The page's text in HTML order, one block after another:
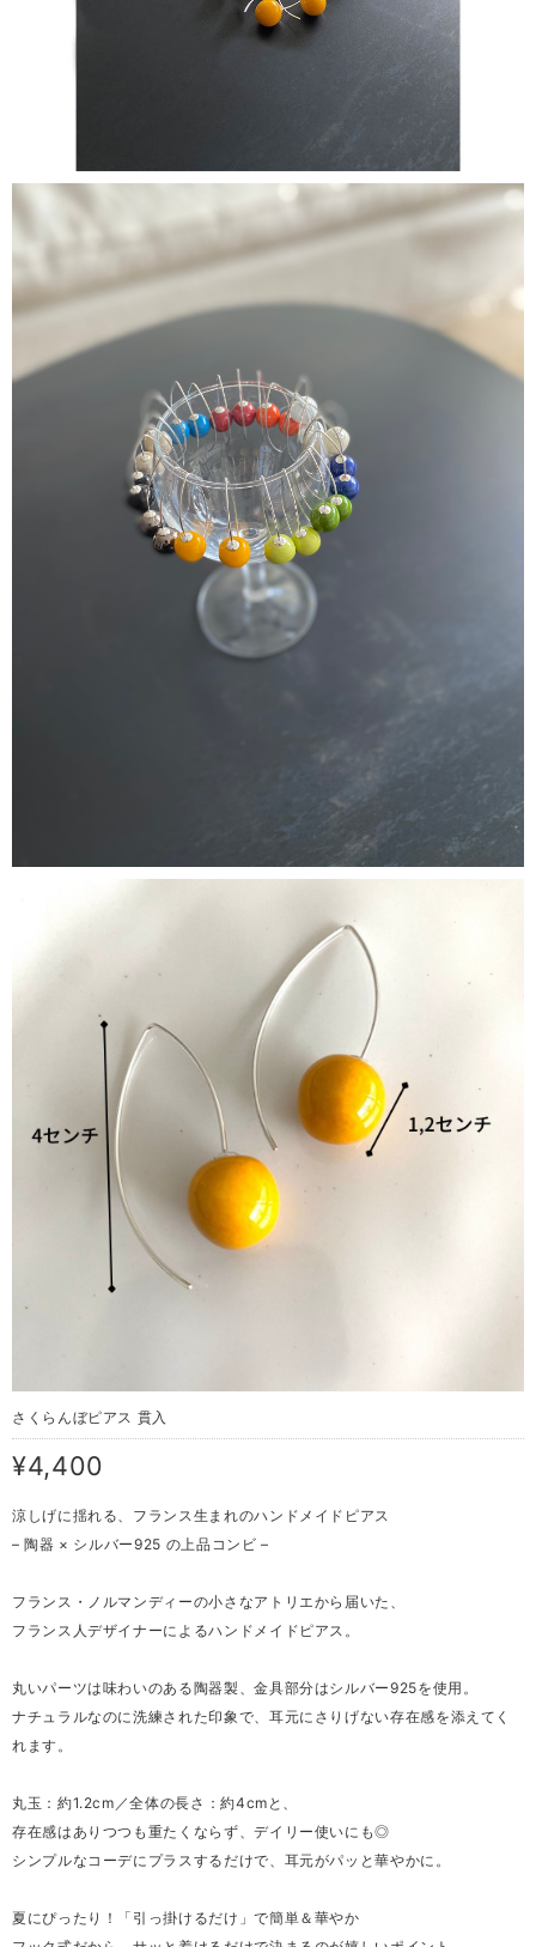
さくらんぼピアス 貫入
¥4,400
涼しげに揺れる、フランス生まれのハンドメイドピアス
– 陶器 × シルバー925 の上品コンビ –
フランス・ノルマンディーの小さなアトリエから届いた、
フランス人デザイナーによるハンドメイドピアス。
丸いパーツは味わいのある陶器製、金具部分はシルバー925を使用。
ナチュラルなのに洗練された印象で、耳元にさりげない存在感を添えてく
れます。
丸玉：約1.2cm／全体の長さ：約4cmと、
存在感はありつつも重たくならず、デイリー使いにも◎
シンプルなコーデにプラスするだけで、耳元がパッと華やかに。
夏にぴったり！「引っ掛けるだけ」で簡単＆華やか